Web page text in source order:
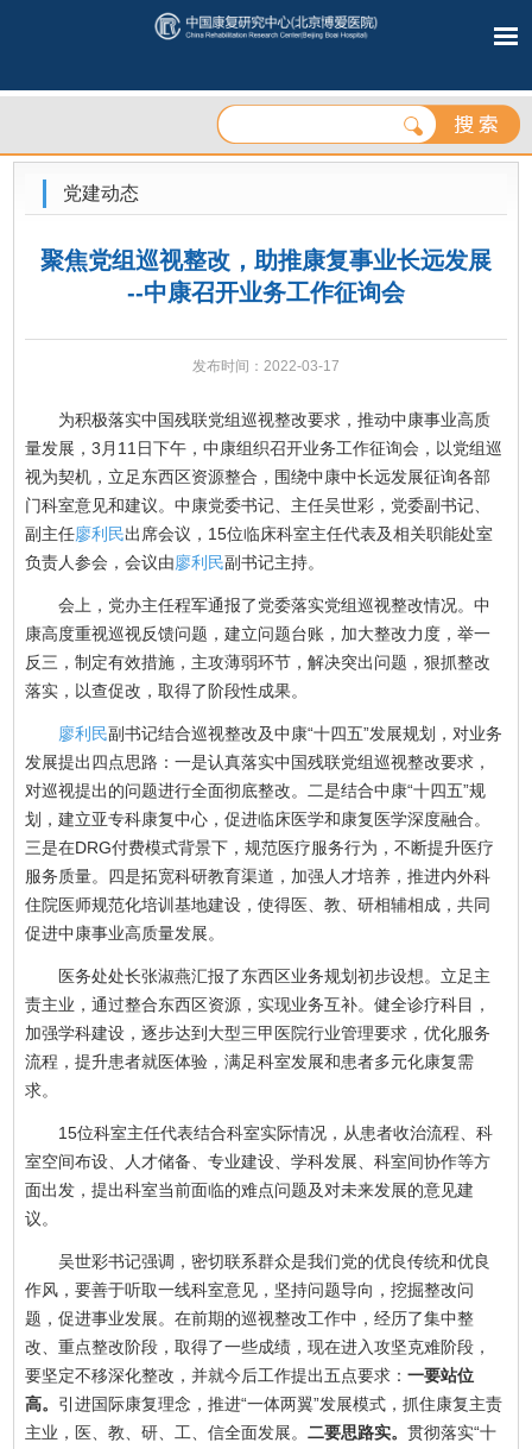
党建动态
聚焦党组巡视整改，助推康复事业长远发展
--中康召开业务工作征询会
发布时间：2022-03-17
为积极落实中国残联党组巡视整改要求，推动中康事业高质
量发展，3月11日下午，中康组织召开业务工作征询会，以党组巡
视为契机，立足东西区资源整合，围绕中康中长远发展征询各部
门科室意见和建议。中康党委书记、主任吴世彩，党委副书记、
副主任廖利民出席会议，15位临床科室主任代表及相关职能处室
负责人参会，会议由廖利民副书记主持。
会上，党办主任程军通报了党委落实党组巡视整改情况。中
康高度重视巡视反馈问题，建立问题台账，加大整改力度，举一
反三，制定有效措施，主攻薄弱环节，解决突出问题，狠抓整改
落实，以查促改，取得了阶段性成果。
廖利民副书记结合巡视整改及中康“十四五”发展规划，对业务
发展提出四点思路：一是认真落实中国残联党组巡视整改要求，
对巡视提出的问题进行全面彻底整改。二是结合中康“十四五”规
划，建立亚专科康复中心，促进临床医学和康复医学深度融合。
三是在DRG付费模式背景下，规范医疗服务行为，不断提升医疗
服务质量。四是拓宽科研教育渠道，加强人才培养，推进内外科
住院医师规范化培训基地建设，使得医、教、研相辅相成，共同
促进中康事业高质量发展。
医务处处长张淑燕汇报了东西区业务规划初步设想。立足主
责主业，通过整合东西区资源，实现业务互补。健全诊疗科目，
加强学科建设，逐步达到大型三甲医院行业管理要求，优化服务
流程，提升患者就医体验，满足科室发展和患者多元化康复需
求。
15位科室主任代表结合科室实际情况，从患者收治流程、科
室空间布设、人才储备、专业建设、学科发展、科室间协作等方
面出发，提出科室当前面临的难点问题及对未来发展的意见建
议。
吴世彩书记强调，密切联系群众是我们党的优良传统和优良
作风，要善于听取一线科室意见，坚持问题导向，挖掘整改问
题，促进事业发展。在前期的巡视整改工作中，经历了集中整
改、重点整改阶段，取得了一些成绩，现在进入攻坚克难阶段，
要坚定不移深化整改，并就今后工作提出五点要求：一要站位
高。 引进国际康复理念，推进“一体两翼”发展模式，抓住康复主责
主业，医、教、研、工、信全面发展。二要思路实。贯彻落实“十